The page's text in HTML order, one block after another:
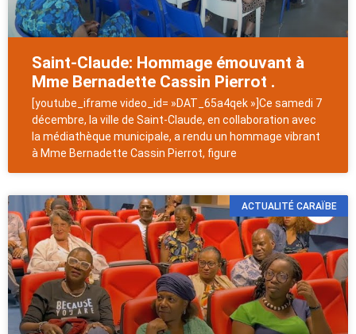
Saint-Claude: Hommage émouvant à
Mme Bernadette Cassin Pierrot .
[youtube_iframe video_id= »DAT_65a4qek »]Ce samedi 7
décembre, la ville de Saint-Claude, en collaboration avec
la médiathèque municipale, a rendu un hommage vibrant
à Mme Bernadette Cassin Pierrot, figure
ACTUALITÉ CARAÏBE